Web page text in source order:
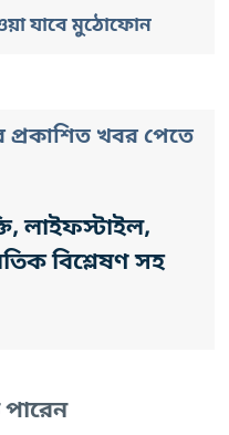
যাবে মুঠোফোন
খবর পেতে
লাইফস্টাইল,
বিশ্লেষণ সহ